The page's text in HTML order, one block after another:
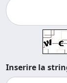
Inserire la